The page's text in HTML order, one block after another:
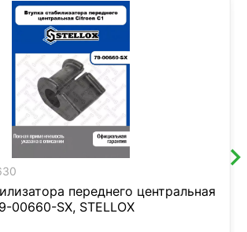
переднего центральная
00660-SX, STELLOX